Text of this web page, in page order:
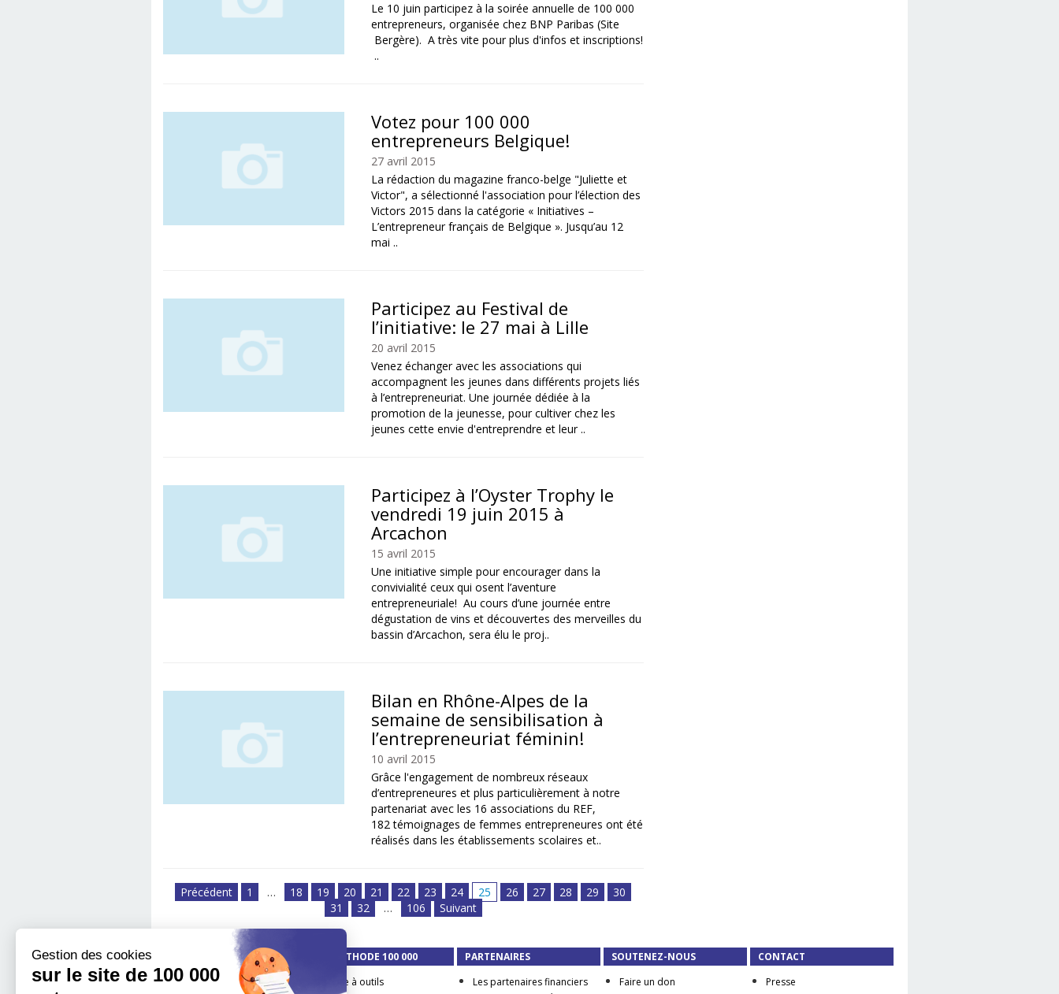
Le 10 juin participez à la soirée annuelle de 100 000
entrepreneurs, organisée chez BNP Paribas (Site
Bergère). A très vite pour plus d'infos et inscriptions!
..
Votez pour 100 000
entrepreneurs Belgique!
27 avril 2015
La rédaction du magazine franco-belge "Juliette et
Victor", a sélectionné l'association pour l’élection des
Victors 2015 dans la catégorie « Initiatives –
L’entrepreneur français de Belgique ». Jusqu’au 12
mai ..
Participez au Festival de
l’initiative: le 27 mai à Lille
20 avril 2015
Venez échanger avec les associations qui
accompagnent les jeunes dans différents projets liés
à l’entrepreneuriat. Une journée dédiée à la
promotion de la jeunesse, pour cultiver chez les
jeunes cette envie d'entreprendre et leur ..
Participez à l’Oyster Trophy le
vendredi 19 juin 2015 à
Arcachon
15 avril 2015
Une initiative simple pour encourager dans la
convivialité ceux qui osent l’aventure
entrepreneuriale! Au cours d’une journée entre
dégustation de vins et découvertes des merveilles du
bassin d’Arcachon, sera élu le proj..
Bilan en Rhône-Alpes de la
semaine de sensibilisation à
l’entrepreneuriat féminin!
10 avril 2015
Grâce l'engagement de nombreux réseaux
d’entrepreneures et plus particulièrement à notre
partenariat avec les 16 associations du REF,
182 témoignages de femmes entrepreneures ont été
réalisés dans les établissements scolaires et..
Précédent 1 … 18 19 20 21 22 23 24 25 26 27 28 29
30
31
32 … 106 Suivant
QUI SOMMES-NOUS ?
Notre impact
LA MÉTHODE 100 000
boite à outils
PARTENAIRES
Les partenaires financiers
SOUTENEZ-NOUS
Faire un don
CONTACT
Presse
Gestion des cookies
sur le site de 100 000